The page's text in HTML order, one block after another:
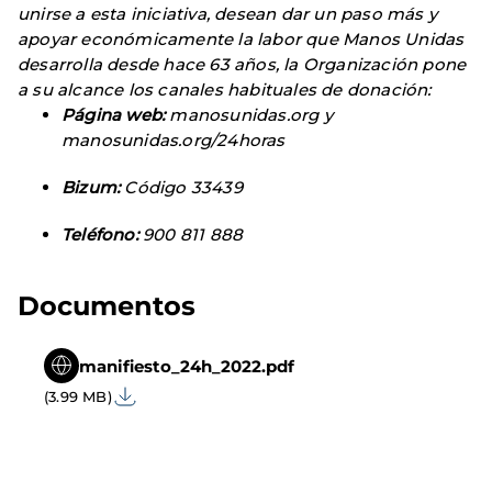
unirse a esta iniciativa, desean dar un paso más y
apoyar económicamente la labor que Manos Unidas
desarrolla desde hace 63 años, la Organización pone
a su alcance los canales habituales de donación:
Página web:manosunidas.org y
manosunidas.org/24horas
Bizum:Código 33439
Teléfono:900 811 888
Documentos
manifiesto_24h_2022.pdf
(3.99 MB)